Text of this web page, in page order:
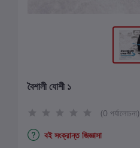
বৈশালী যোশী ১
(0 পর্যালোচনা)
বই সংক্রান্ত জিজ্ঞাসা